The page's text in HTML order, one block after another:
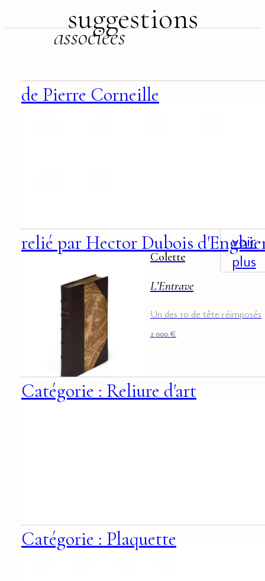
suggestions
associées
de Pierre Corneille
relié par Hector Dubois
Colette
L’Entrave
Un des 10 de tête réimposés
2 000€
+
voir
plus
Catégorie : Reliure d'art
Catégorie : Plaquette